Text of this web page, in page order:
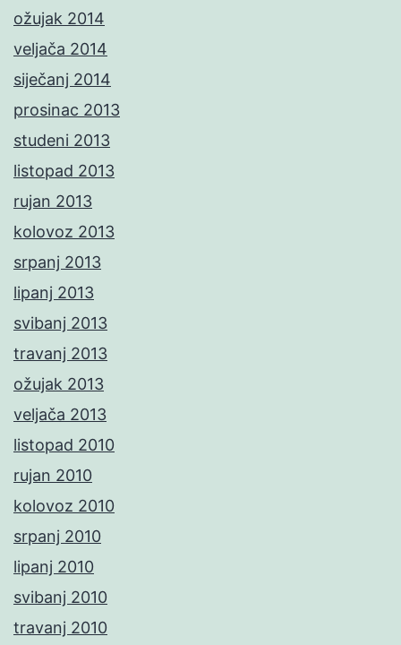
ožujak 2014
veljača 2014
siječanj 2014
prosinac 2013
studeni 2013
listopad 2013
rujan 2013
kolovoz 2013
srpanj 2013
lipanj 2013
svibanj 2013
travanj 2013
ožujak 2013
veljača 2013
listopad 2010
rujan 2010
kolovoz 2010
srpanj 2010
lipanj 2010
svibanj 2010
travanj 2010